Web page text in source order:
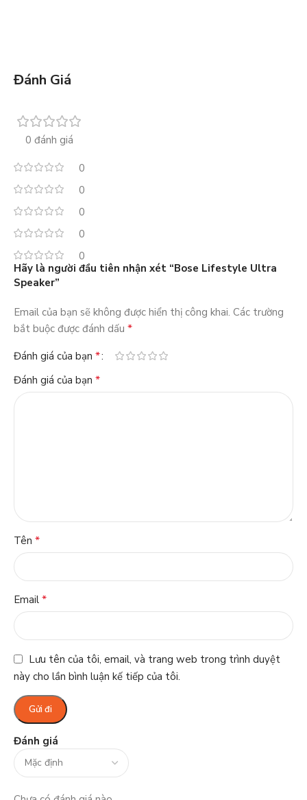
Đánh Giá
0 đánh giá
0
0
0
0
0
Đánh giá
Hãy là người đầu tiên nhận xét “Bose Lifestyle Ultra
Speaker”
Email của bạn sẽ không được hiển thị công khai. Các trường
bắt buộc được đánh dấu *
Đánh giá của bạn *
Đánh giá của bạn *
Tên *
Email *
Lưu tên của tôi, email, và trang web trong trình duyệt
này cho lần bình luận kế tiếp của tôi.